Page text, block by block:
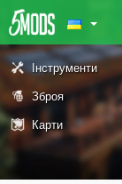
Інструменти
Зброя
Карти